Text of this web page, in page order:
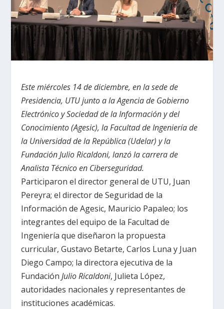
Este miércoles 14 de diciembre, en la sede de
Presidencia, UTU junto a la Agencia de Gobierno
Electrónico y Sociedad de la Información y del
Conocimiento (Agesic), la Facultad de Ingeniería de
la Universidad de la República (Udelar) y la
Fundación Julio Ricaldoni, lanzó la carrera de
Analista Técnico en Ciberseguridad.
Participaron el director general de UTU, Juan
Pereyra; el director de Seguridad de la
Información de Agesic, Mauricio Papaleo; los
integrantes del equipo de la Facultad de
Ingeniería que diseñaron la propuesta
curricular, Gustavo Betarte, Carlos Luna y Juan
Diego Campo; la directora ejecutiva de la
FundaciónJulio Ricaldoni, Julieta López,
autoridades nacionales y representantes de
instituciones académicas.